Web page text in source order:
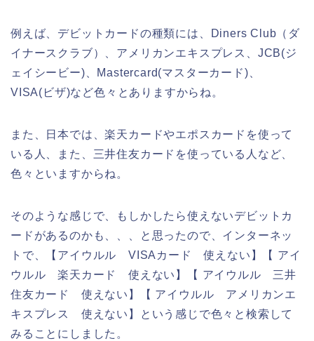
例えば、デビットカードの種類には、Diners Club（ダ
イナースクラブ）、アメリカンエキスプレス、JCB(ジ
ェイシービー)、Mastercard(マスターカード)、
VISA(ビザ)など色々とありますからね。
また、日本では、楽天カードやエポスカードを使って
いる人、また、三井住友カードを使っている人など、
色々といますからね。
そのような感じで、もしかしたら使えないデビットカ
ードがあるのかも、、、と思ったので、インターネッ
トで、【アイウルル VISAカード 使えない】【 アイ
ウルル 楽天カード 使えない】【 アイウルル 三井
住友カード 使えない】【 アイウルル アメリカンエ
キスプレス 使えない】という感じで色々と検索して
みることにしました。